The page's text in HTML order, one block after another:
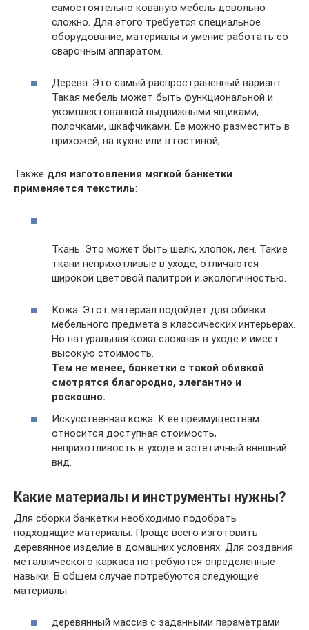
самостоятельно кованую мебель довольно
сложно. Для этого требуется специальное
оборудование, материалы и умение работать со
сварочным аппаратом.
Дерева. Это самый распространенный вариант.
Такая мебель может быть функциональной и
укомплектованной выдвижными ящиками,
полочками, шкафчиками. Ее можно разместить в
прихожей, на кухне или в гостиной;
Также для изготовления мягкой банкетки
применяется текстиль:
Ткань. Это может быть шелк, хлопок, лен. Такие
ткани неприхотливые в уходе, отличаются
широкой цветовой палитрой и экологичностью.
Кожа. Этот материал подойдет для обивки
мебельного предмета в классических интерьерах.
Но натуральная кожа сложная в уходе и имеет
высокую стоимость.
Тем не менее, банкетки с такой обивкой
смотрятся благородно, элегантно и
роскошно.
Искусственная кожа. К ее преимуществам
относится доступная стоимость,
неприхотливость в уходе и эстетичный внешний
вид.
Какие материалы и инструменты нужны?
Для сборки банкетки необходимо подобрать
подходящие материалы. Проще всего изготовить
деревянное изделие в домашних условиях. Для создания
металлического каркаса потребуются определенные
навыки. В общем случае потребуются следующие
материалы:
деревянный массив с заданными параметрами